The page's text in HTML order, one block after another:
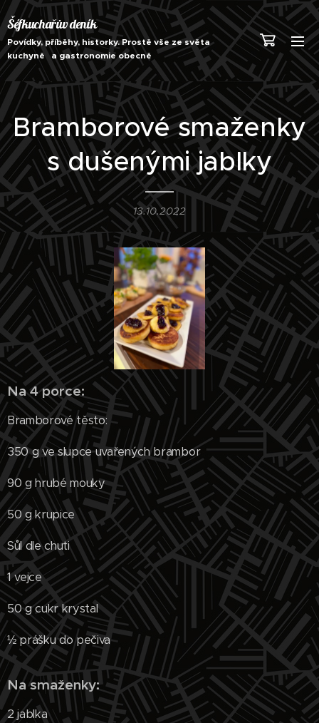
Šéfkuchařův deník
Povídky, příběhy, historky. Prostě vše ze světa
kuchyně a gastronomie obecně
Bramborové smaženky
s dušenými jablky
13.10.2022
Na 4 porce:
Bramborové těsto:
350 g ve slupce uvařených brambor
90 g hrubé mouky
50 g krupice
Sůl dle chuti
1 vejce
50 g cukr krystal
½ prášku do pečiva
Na smaženky:
2 jablka